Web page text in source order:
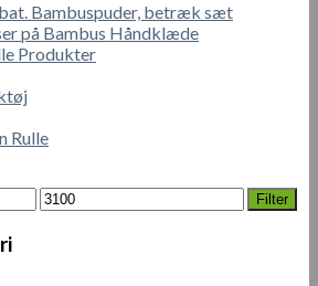
Bambuspuder, betræk sæt
på Bambus Håndklæde
Produkter
Rulle
Højeste
pris
Filter